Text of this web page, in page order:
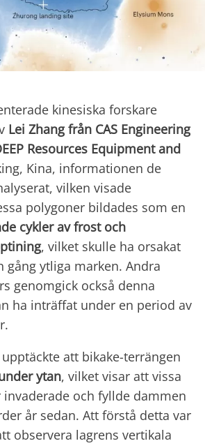
kinesiska forskare
Lei Zhang från CAS Engineering
Resources Equipment and
Kina, informationen de
vilken visade
polygoner bildades som en
cykler av frost och
, vilket skulle ha orsakat
gång ytliga marken. Andra
genomgick också denna
ha inträffat under en period av
att bikake-terrängen
ytan, vilket visar att vissa
och fyllde dammen
år sedan. Att förstå detta var
observera lagrens vertikala